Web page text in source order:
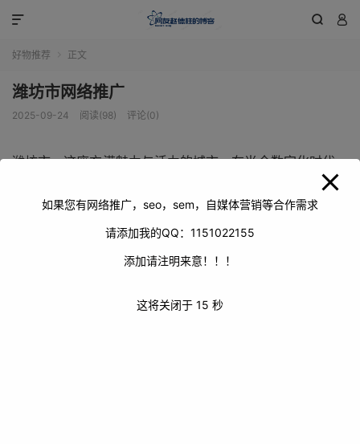
 

好物推荐 正文
潍坊市网络推广
2025-09-24 阅读(98) 评论(0)
潍坊市，这座充满魅力与活力的城市，在当今数字化时代，
网络推广对于其经济发展、文化传播等方面有着至关重要的
意义。网络推广犹如一座桥梁，将潍坊市丰富的资源、独特
的魅力与广阔的世界紧密相连。
如果您有网络推广，seo，sem，自媒体营销等合作需求
请添加我的QQ：1151022155
添加请注明来意！！！
这将关闭于 15 秒